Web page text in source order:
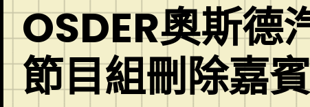
OSDER奧斯德
節目組刪除嘉